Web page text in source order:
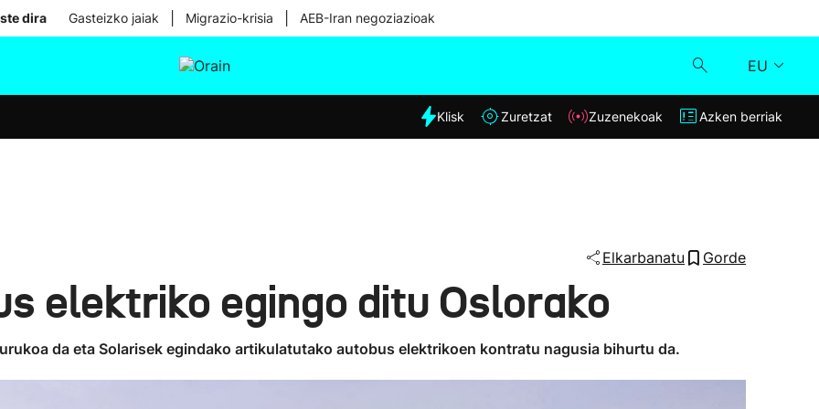
dira Gasteizko jaiak Migrazio-krisia AEB-Iran negoziazioak
EU
Eguraldia
Klisk
Klisk Zuretzat Zuzenekoak Azken berriak
Elkarbanatu Gorde
elektriko egingo ditu Oslorako
da eta Solarisek egindako artikulatutako autobus elektrikoen kontratu nagusia bihurtu da.